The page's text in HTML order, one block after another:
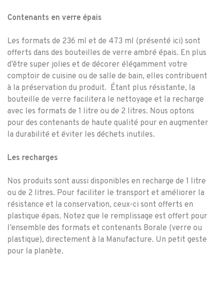
Contenants en verre épais
Les formats de 236 ml et de 473 ml (présenté ici) sont
offerts dans des bouteilles de verre ambré épais. En plus
d’être super jolies et de décorer élégamment votre
comptoir de cuisine ou de salle de bain, elles contribuent
à la préservation du produit. Étant plus résistante, la
bouteille de verre facilitera le nettoyage et la recharge
avec les formats de 1 litre ou de 2 litres. Nous optons
pour des contenants de haute qualité pour en augmenter
la durabilité et éviter les déchets inutiles.
Les recharges
Nos produits sont aussi disponibles en recharge de 1 litre
ou de 2 litres. Pour faciliter le transport et améliorer la
résistance et la conservation, ceux-ci sont offerts en
plastique épais. Notez que le remplissage est offert pour
l’ensemble des formats et contenants Borale (verre ou
plastique), directement à la Manufacture. Un petit geste
pour la planète.